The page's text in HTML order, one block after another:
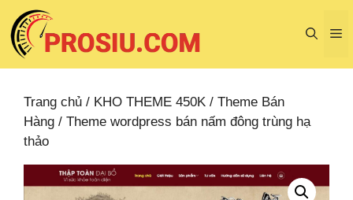
Chuyển
đến
nội
dung
Trang chủ / KHO THEME 450K / Theme Bán
Hàng / Theme wordpress bán nấm đông trùng hạ
thảo